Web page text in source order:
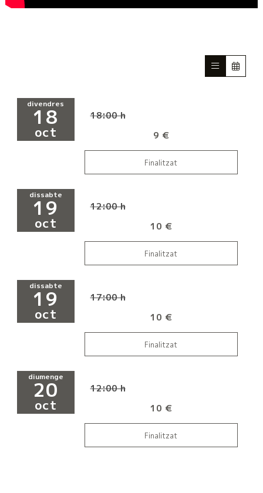
divendres
18
oct
18:00 h
9 €
Finalitzat
dissabte
19
oct
12:00 h
10 €
Finalitzat
dissabte
19
oct
17:00 h
10 €
Finalitzat
diumenge
20
oct
12:00 h
10 €
Finalitzat